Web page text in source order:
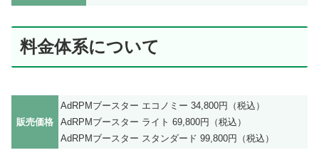
料金体系について
販売価格
AdRPMブースター エコノミー 34,800円（税込）
AdRPMブースター ライト 69,800円（税込）
AdRPMブースター スタンダード 99,800円（税込）